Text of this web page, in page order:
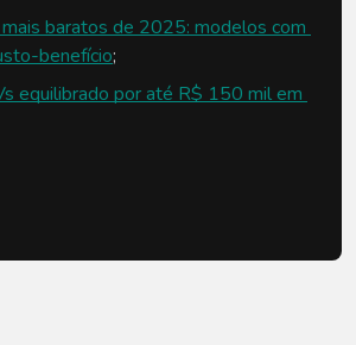
baratos de 2025: modelos com
benefício;
equilibrado por até R$ 150 mil em